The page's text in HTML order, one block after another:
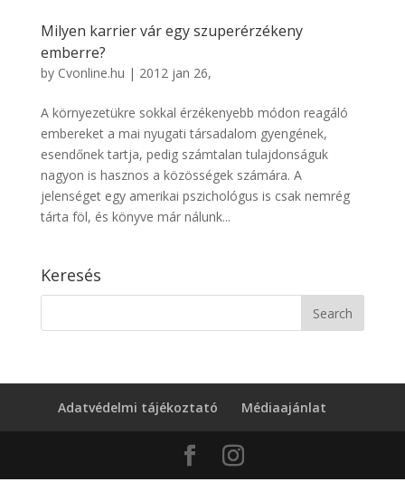
Milyen karrier vár egy szuperérzékeny
emberre?
by Cvonline.hu | 2012 jan 26,
A környezetükre sokkal érzékenyebb módon reagáló
embereket a mai nyugati társadalom gyengének,
esendőnek tartja, pedig számtalan tulajdonságuk
nagyon is hasznos a közösségek számára. A
jelenséget egy amerikai pszichológus is csak nemrég
tárta föl, és könyve már nálunk...
Keresés
Adatvédelmi tájékoztató Médiaajánlat